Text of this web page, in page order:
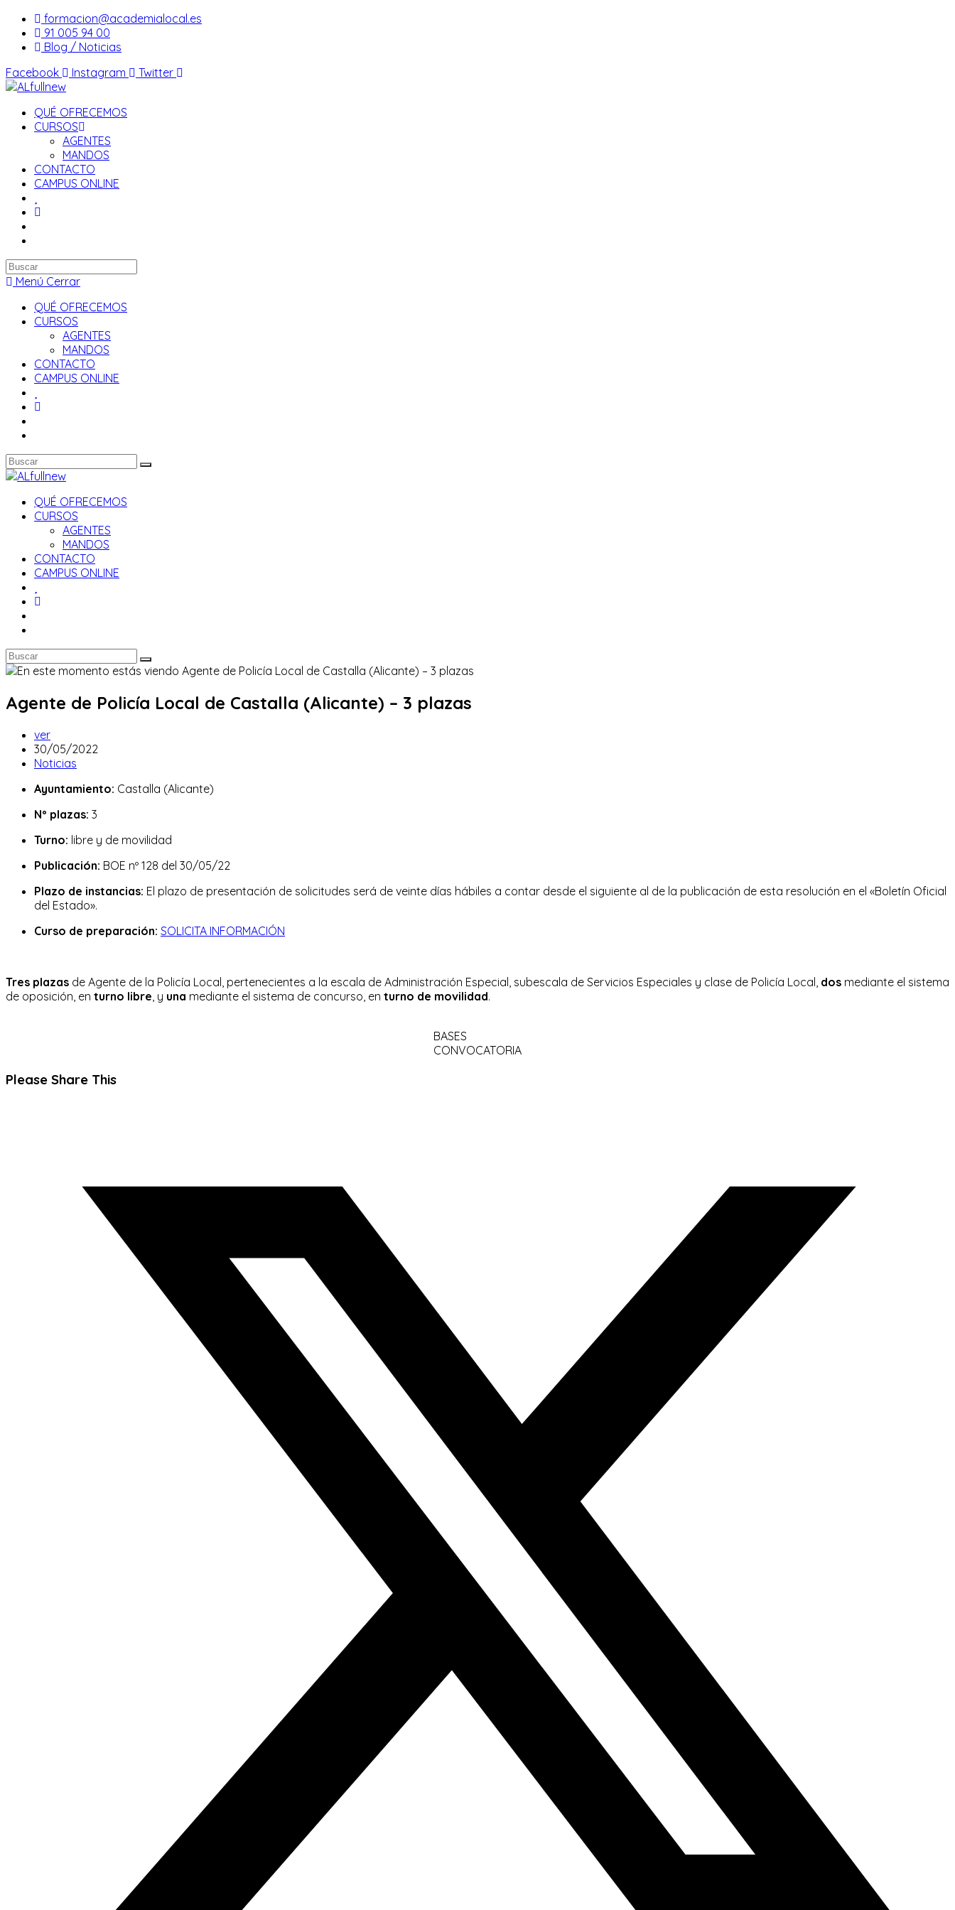
Saltar
contenido
formacion@academialocal.es
91 005 94 00
Blog / Noticias
Facebook
Instagram Twitter
QUÉ OFRECEMOS
CURSOS
AGENTES
MANDOS
CONTACTO
CAMPUS ONLINE
Buscar
en
web
Menú Cerrar
QUÉ OFRECEMOS
CURSOS
AGENTES
MANDOS
CONTACTO
CAMPUS ONLINE
QUÉ OFRECEMOS
CURSOS
AGENTES
MANDOS
CONTACTO
CAMPUS ONLINE
Agente de Policía Local de Castalla (Alicante) – 3 plazas
Autor
de
la
ver
Publicación
de
entrada:
30/05/2022
Categoría
la
Noticias
Ayuntamiento: Castalla (Alicante)
Nº plazas: 3
Turno: libre y de movilidad
Publicación: BOE nº 128 del 30/05/22
Plazo de instancias: El plazo de presentación de solicitudes será de veinte días hábiles a contar desde el siguiente al de la publicación de esta resolución en el «Boletín Oficial
del Estado».
Curso de preparación: SOLICITA INFORMACIÓN
Tres plazas de Agente de la Policía Local, pertenecientes a la escala de Administración Especial, subescala de Servicios Especiales y clase de Policía Local, dos mediante el sistema
de oposición, en turno libre , y una mediante el sistema de concurso, en turno de movilidad.
BASES
CONVOCATORIA
Please Share ThisCompartir